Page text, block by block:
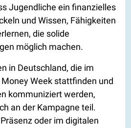
Jugendliche ein finanzielles
und Wissen, Fähigkeiten
die solide
möglich machen.
in Deutschland, die im
Week stattfinden und
kommuniziert werden,
an der Kampagne teil.
oder im digitalen